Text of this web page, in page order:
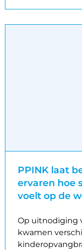
PPINK laat
ervaren hoe
voelt op de
Op uitnodiging
kwamen